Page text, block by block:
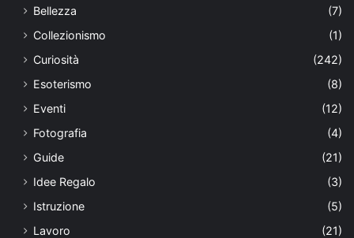
Bellezza
(7)
Collezionismo
(1)
Curiosità
(242)
Esoterismo
(8)
Eventi
(12)
Fotografia
(4)
Guide
(21)
Idee Regalo
(3)
Istruzione
(5)
Lavoro
(21)